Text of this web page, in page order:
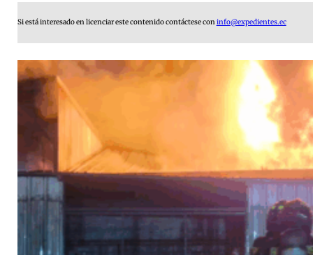
Si está interesado en licenciar este contenido contáctese coninfo@expedientes.ec